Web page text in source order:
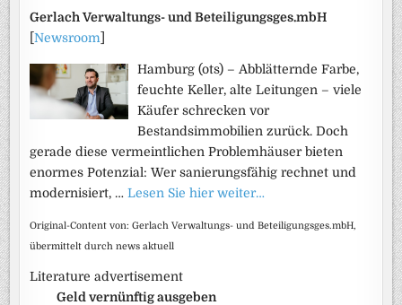
Gerlach Verwaltungs- und Beteiligungsges.mbH
[Newsroom
Hamburg (ots) – Abblätternde Farbe,
feuchte Keller, alte Leitungen – viele
Käufer schrecken vor
Bestandsimmobilien zurück. Doch
gerade diese vermeintlichen Problemhäuser bieten
enormes Potenzial: Wer sanierungsfähig rechnet und
modernisiert, …Lesen Sie hier weiter…
Original-Content von: Gerlach Verwaltungs- und Beteiligungsges.mbH,
übermittelt durch news aktuell
Literature advertisement
Geld vernünftig ausgeben